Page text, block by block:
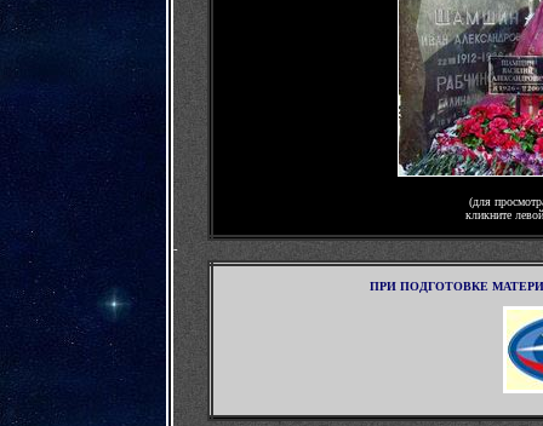
(для
кликните
-
ПРИ ПОДГОТОВКЕ